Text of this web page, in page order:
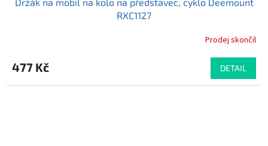
Držák na mobil na kolo na představec, cyklo Deemount
RXC1127
produktu
je
5,0
Prodej skončil
477 Kč DETAIL